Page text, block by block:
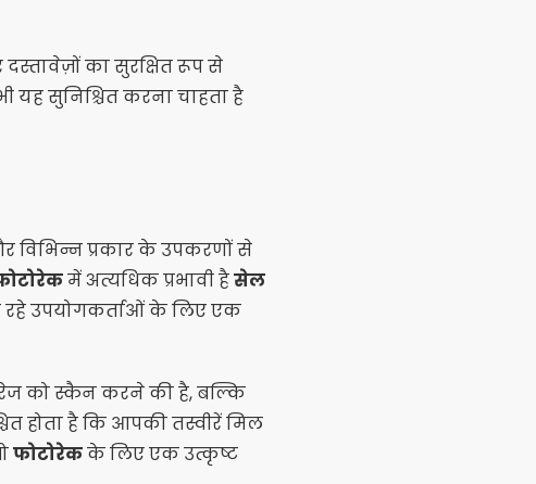
का सुरक्षित रूप से
यह सुनिश्चित करना चाहता है
विभिन्न प्रकार के उपकरणों से
में अत्यधिक प्रभावी हैसेल
उपयोगकर्ताओं के लिए एक
को स्कैन करने की है, बल्कि
होता है कि आपकी तस्वीरें मिल
फोटोरेकके लिए एक उत्कृष्ट